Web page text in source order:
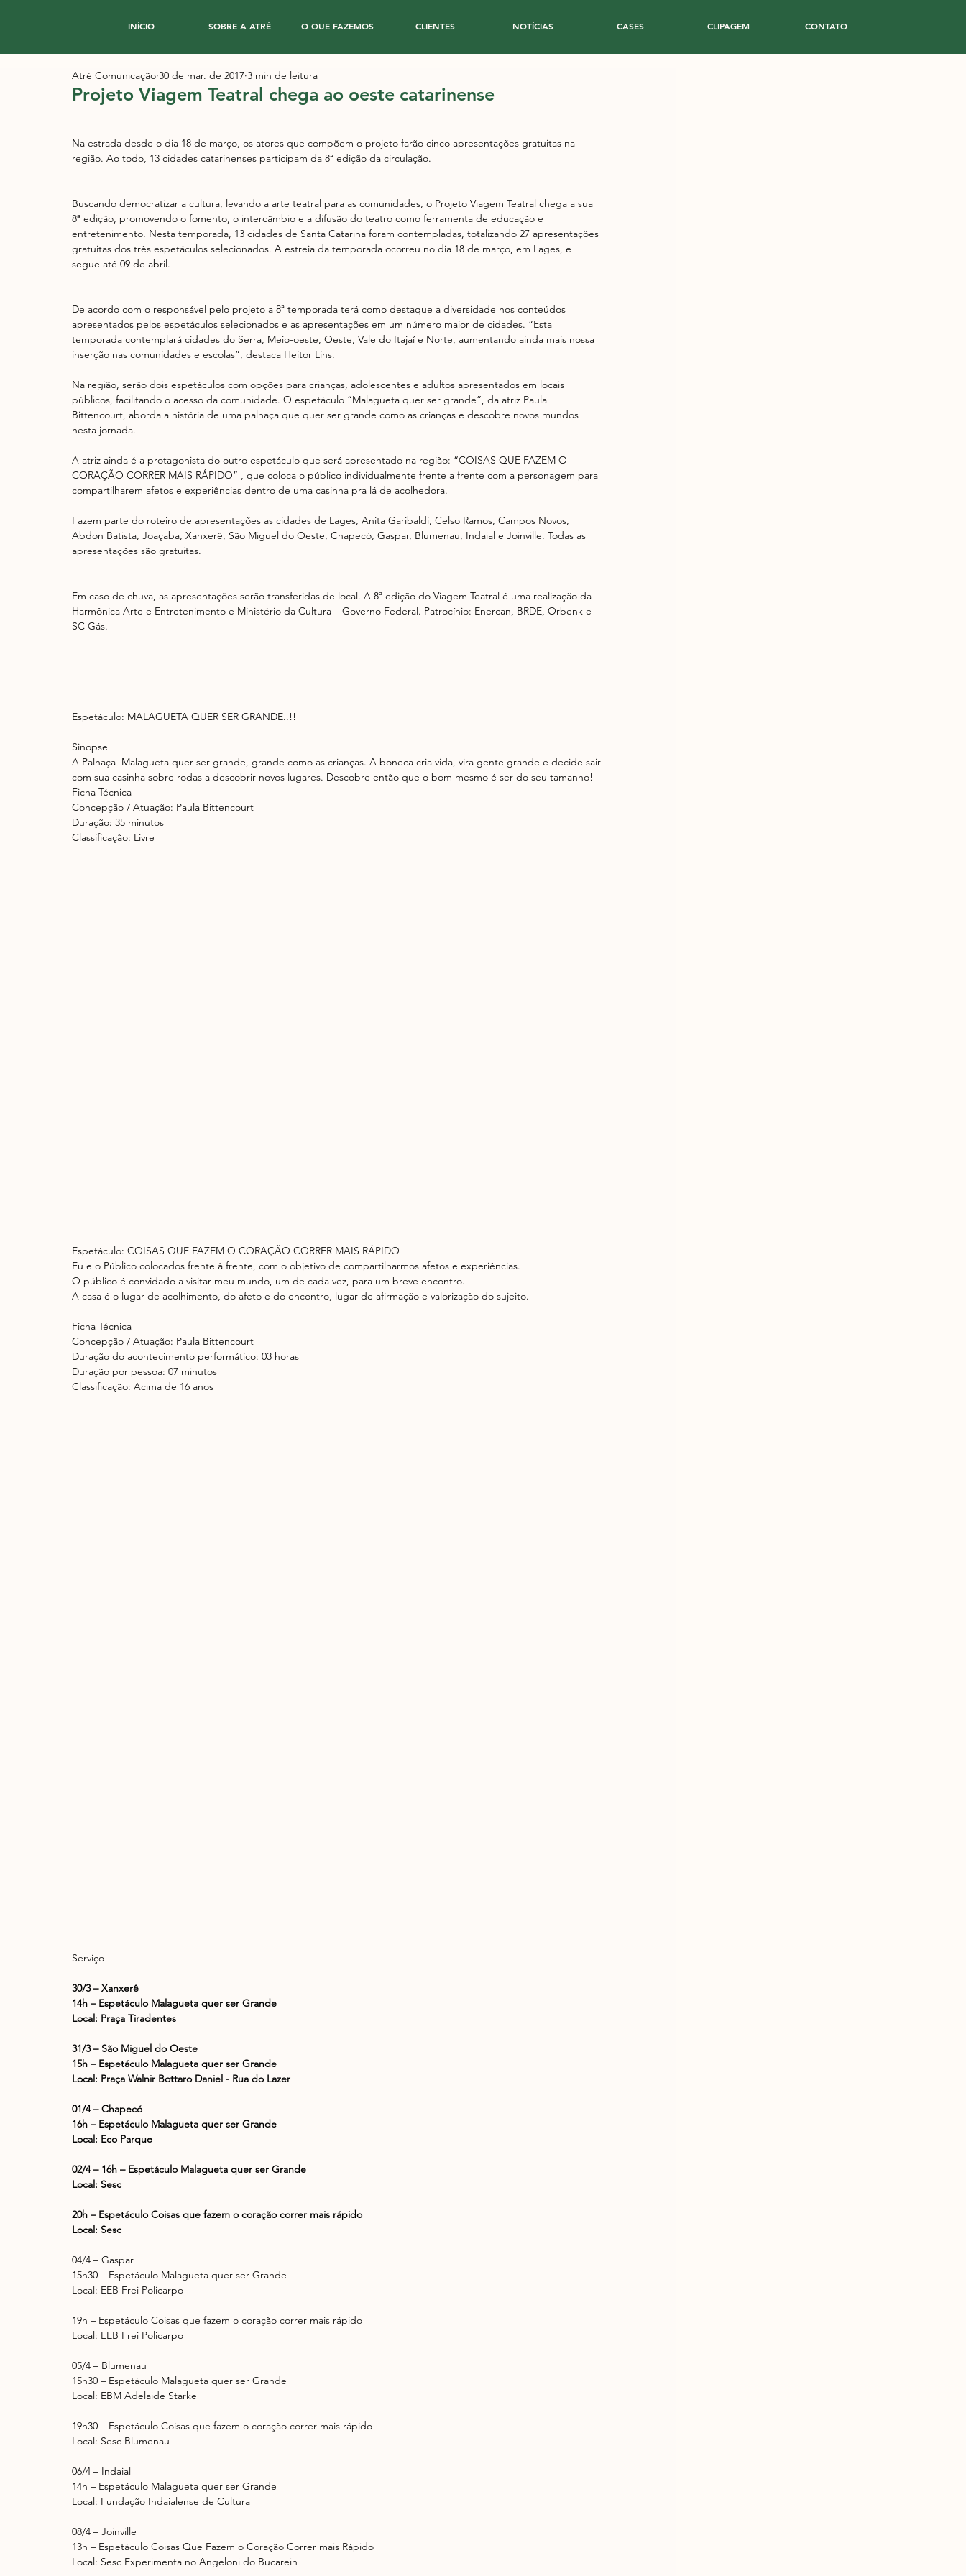
INÍCIO SOBRE A ATRÉ O QUE FAZEMOS CLIENTES NOTÍCIAS CASES CLIPAGEM CONTATO
Projeto​ Viagem Teatral chega ao oeste catarinense
Atré Comunicação 30 de mar. de 2017 3 min de leitura
​Na estrada desde o dia 18 de março, os atores que compõem o projeto farão cinco apresentações gratuitas na
região. Ao todo, 13 cidades catarinenses participam da 8ª edição da circulação.
Buscando democratizar a cultura, levando a arte teatral para as comunidades, o Projeto Viagem Teatral chega a sua
8ª edição, promovendo o fomento, o intercâmbio e a difusão do teatro como ferramenta de educação e
entretenimento. Nesta temporada, 13 cidades de Santa Catarina foram contempladas, totalizando 27 apresentações
gratuitas dos três espetáculos selecionados. A estreia da temporada ocorreu no dia 18 de março, em Lages, e
segue até 09 de abril.
De acordo com o responsável pelo projeto a 8ª temporada terá como destaque a diversidade nos conteúdos
apresentados pelos espetáculos selecionados e as apresentações em um número maior de cidades. “Esta
temporada contemplará cidades do Serra, Meio-oeste, Oeste, Vale do Itajaí e Norte, aumentando ainda mais nossa
inserção nas comunidades e escolas”, destaca Heitor Lins.
Na região, serão dois espetáculos com opções para crianças, adolescentes e adultos apresentados em locais
públicos, facilitando o acesso da comunidade. O espetáculo “Malagueta quer ser grande”, da atriz Paula
Bittencourt, aborda a história de uma palhaça que quer ser grande como as crianças e descobre novos mundos
nesta jornada.
A atriz ainda é a protagonista do outro espetáculo que será apresentado na região: “COISAS QUE FAZEM O
CORAÇÃO CORRER MAIS RÁPIDO” , que coloca o público individualmente frente a frente com a personagem para
compartilharem afetos e experiências dentro de uma casinha pra lá de acolhedora.
Fazem parte do roteiro de apresentações as cidades de Lages, Anita Garibaldi, Celso Ramos, Campos Novos,
Abdon Batista, Joaçaba, Xanxerê, São Miguel do Oeste, Chapecó, Gaspar, Blumenau, Indaial e Joinville. Todas as
apresentações são gratuitas.
Em caso de chuva, as apresentações serão transferidas de local. A 8ª edição do Viagem Teatral é uma realização da
Harmônica Arte e Entretenimento e Ministério da Cultura – Governo Federal. Patrocínio: Enercan, BRDE, Orbenk e
SC Gás.
Espetáculo: MALAGUETA QUER SER GRANDE..!!
Sinopse
A Palhaça  Malagueta quer ser grande, grande como as crianças. A boneca cria vida, vira gente grande e decide sair
com sua casinha sobre rodas a descobrir novos lugares. Descobre então que o bom mesmo é ser do seu tamanho!
Ficha Técnica
Concepção / Atuação: Paula Bittencourt
Duração: 35 minutos
Classificação: Livre
Espetáculo: COISAS QUE FAZEM O CORAÇÃO CORRER MAIS RÁPIDO
Eu e o Público colocados frente à frente, com o objetivo de compartilharmos afetos e experiências.
O público é convidado a visitar meu mundo, um de cada vez, para um breve encontro.
A casa é o lugar de acolhimento, do afeto e do encontro, lugar de afirmação e valorização do sujeito.
Ficha Técnica
Concepção / Atuação: Paula Bittencourt
Duração do acontecimento performático: 03 horas
Duração por pessoa: 07 minutos
Classificação: Acima de 16 anos
Serviço
30/3 – Xanxerê
14h – Espetáculo Malagueta quer ser Grande
Local: Praça Tiradentes
31/3 – São Miguel do Oeste
15h – Espetáculo Malagueta quer ser Grande
Local: Praça Walnir Bottaro Daniel - Rua do Lazer
01/4 – Chapecó
16h – Espetáculo Malagueta quer ser Grande
Local: Eco Parque
02/4 – 16h – Espetáculo Malagueta quer ser Grande
Local: Sesc
20h – Espetáculo Coisas que fazem o coração correr mais rápido
Local: Sesc
04/4 – Gaspar
15h30 – Espetáculo Malagueta quer ser Grande
Local: EEB Frei Policarpo
19h – Espetáculo Coisas que fazem o coração correr mais rápido
Local: EEB Frei Policarpo
05/4 – Blumenau
15h30 – Espetáculo Malagueta quer ser Grande
Local: EBM Adelaide Starke
19h30 – Espetáculo Coisas que fazem o coração correr mais rápido
Local: Sesc Blumenau
06/4 – Indaial
14h – Espetáculo Malagueta quer ser Grande
Local: Fundação Indaialense de Cultura
08/4 – Joinville
13h – Espetáculo Coisas Que Fazem o Coração Correr mais Rápido
Local: Sesc Experimenta no Angeloni do Bucarein